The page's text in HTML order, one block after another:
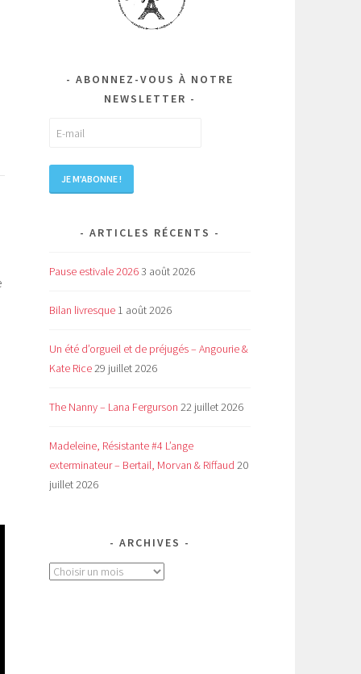
ABONNEZ-VOUS À NOTRE
NEWSLETTER
ARTICLES RÉCENTS
Pause estivale 20263 août 2026
Bilan livresque 1 août 2026
Un été d’orgueil et de préjugés – Angourie &
Kate Rice29 juillet 2026
The Nanny – Lana Fergurson 22 juillet 2026
Madeleine, Résistante #4 L’ange
exterminateur – Bertail, Morvan & Riffaud 20
juillet 2026
ARCHIVES
Archives